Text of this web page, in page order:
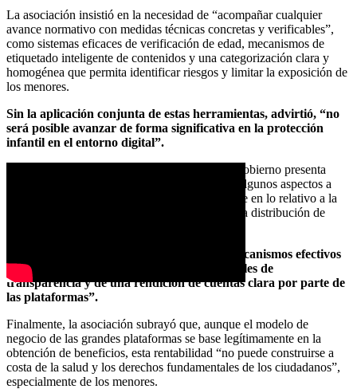
La asociación insistió en la necesidad de “acompañar cualquier
avance normativo con medidas técnicas concretas y verificables”,
como sistemas eficaces de verificación de edad, mecanismos de
etiquetado inteligente de contenidos y una categorización clara y
homogénea que permita identificar riesgos y limitar la exposición de
los menores.
Sin la aplicación conjunta de estas herramientas, advirtió, “no
será posible avanzar de forma significativa en la protección
infantil en el entorno digital”.
La AETD también señaló que el anuncio del Gobierno presenta
“importantes inconcreciones” y se asemeja en algunos aspectos a
“una declaración de intenciones”, especialmente en lo relativo a la
investigación de los algoritmos que gobiernan la distribución de
En este sentido, alertó de la “ausencia de mecanismos efectivos
de auditoría algorítmica, de obligaciones reales de
transparencia y de una rendición de cuentas clara por parte de
las plataformas”.
Finalmente, la asociación subrayó que, aunque el modelo de
negocio de las grandes plataformas se base legítimamente en la
obtención de beneficios, esta rentabilidad “no puede construirse a
costa de la salud y los derechos fundamentales de los ciudadanos”,
especialmente de los menores.